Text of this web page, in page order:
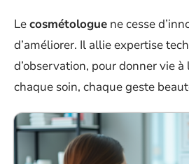
Lecosmétologue ne cesse
d’améliorer. Il allie expertise
d’observation, pour donner vie à
chaque soin, chaque geste